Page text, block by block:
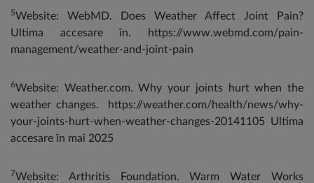
5Website: WebMD. Does Weather Affect Joint Pain?
Ultima accesare în. https://www.webmd.com/pain-
management/weather-and-joint-pain
6Website: Weather.com. Why your joints hurt when the
weather changes. https://weather.com/health/news/why-
your-joints-hurt-when-weather-changes-20141105 Ultima
accesare în mai 2025
7Website: Arthritis Foundation. Warm Water Works